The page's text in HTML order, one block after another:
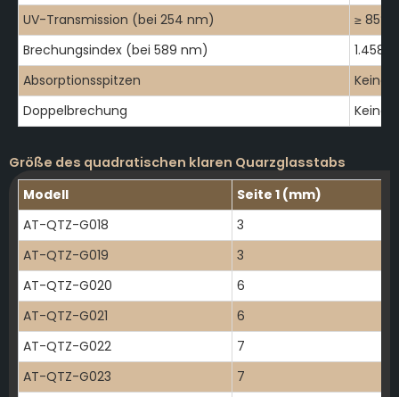
UV-Transmission (bei 254 nm)
≥ 85%
Brechungsindex (bei 589 nm)
1.4585
Absorptionsspitzen
Keine
Doppelbrechung
Keine
Größe des quadratischen klaren Quarzglasstabs
Modell
Seite 1 (mm)
AT-QTZ-G018
3
AT-QTZ-G019
3
AT-QTZ-G020
6
AT-QTZ-G021
6
AT-QTZ-G022
7
AT-QTZ-G023
7